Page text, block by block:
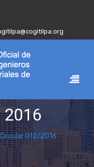
012/2016